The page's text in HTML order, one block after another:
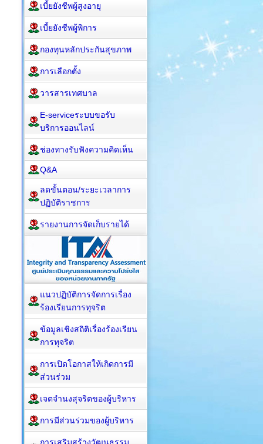
เบี้ยยังชีพผู้สูงอายุ
เบี้ยยังชีพผู้พิการ
กองทุนหลักประกันสุขภาพ
การเลือกตั้ง
วารสารเทศบาล
E-serviceระบบขอรับ
บริการออนไลน์
ช่องทางรับฟังความคิดเห็น
Q&A
ลดขั้นตอน/ระยะเวลาการ
ปฏิบัติราชการ
รายงานการจัดเก็บรายได้
แนวปฏิบัติการจัดการเรื่อง
ร้องเรียนการทุจริต
ข้อมูลเชิงสถิติเรื่องร้องเรียน
การทุจริต
การเปิดโอกาสให้เกิดการมี
ส่วนร่วม
เจตจำนงสุจริตของผู้บริหาร
การมีส่วนร่วมของผู้บริหาร